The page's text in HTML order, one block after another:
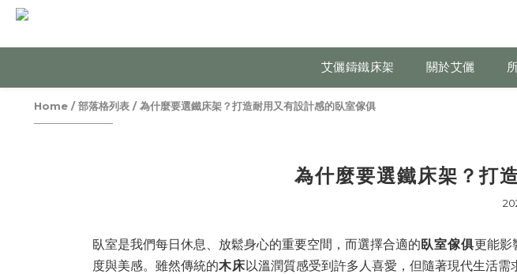
艾儷鑄鐵床架 關於艾儷
Home /部落格列表 /為什麼要選鐵床架？打造耐用又有設計感的臥室傢俱
為什麼要選鐵床架？打
臥室是我們每日休息、放鬆身心的重要空間，而選擇合適的臥室傢俱更能影
度與美感。雖然傳統的木床以溫潤質感受到許多人喜愛，但隨著現代生活需